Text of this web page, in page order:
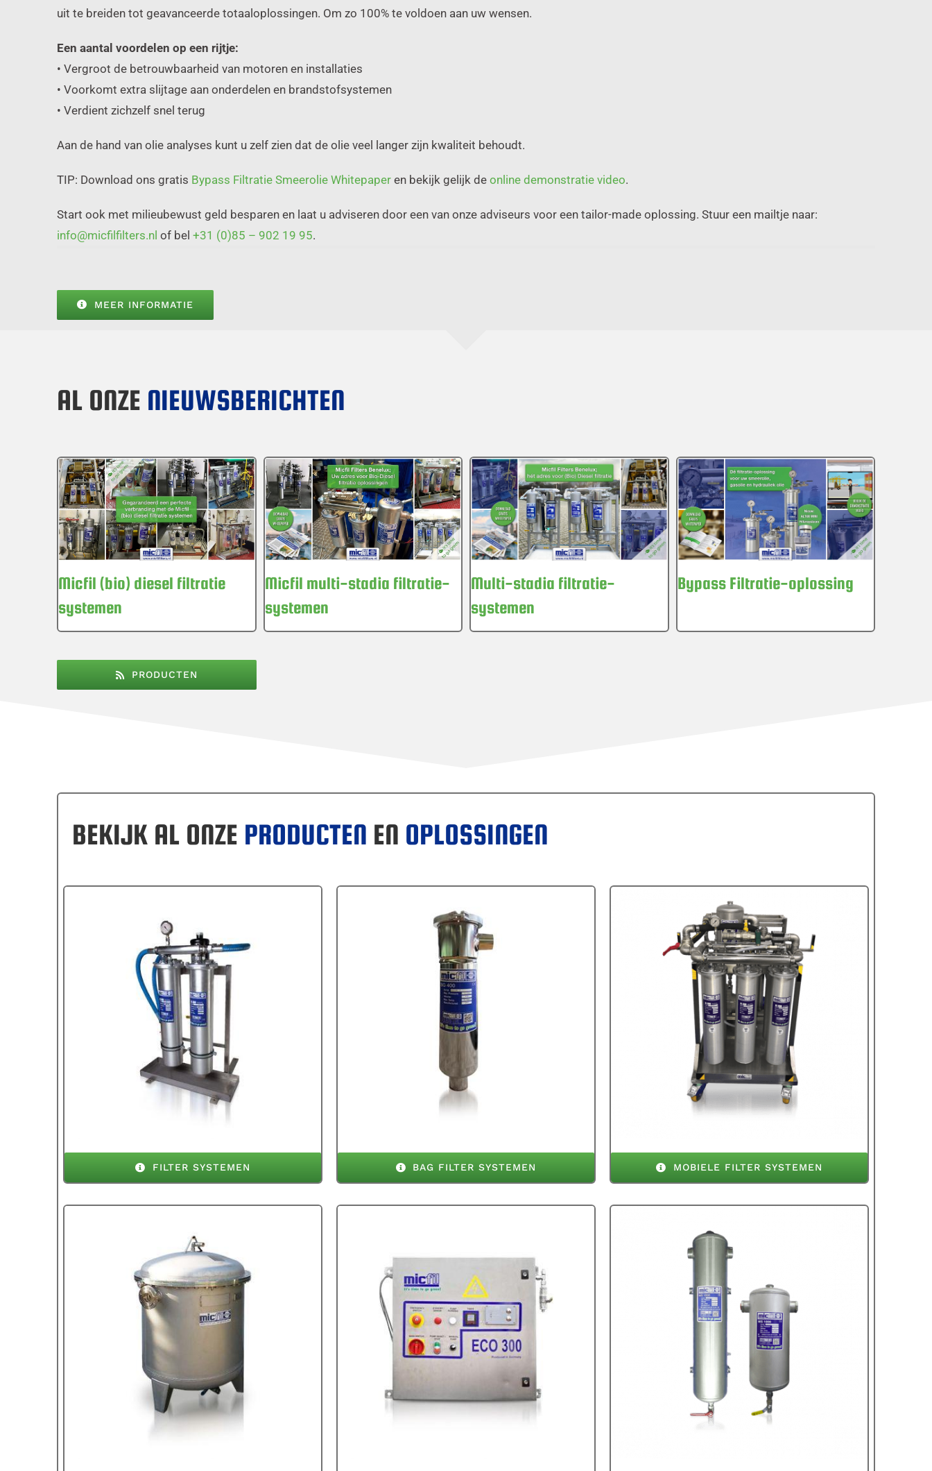
uit te breiden tot geavanceerde totaaloplossingen. Om zo 100% te voldoen aan uw wensen.
Een aantal voordelen op een rijtje:
• Vergroot de betrouwbaarheid van motoren en installaties
• Voorkomt extra slijtage aan onderdelen en brandstofsystemen
• Verdient zichzelf snel terug
Aan de hand van olie analyses kunt u zelf zien dat de olie veel langer zijn kwaliteit behoudt.
TIP: Download ons gratis Bypass Filtratie Smeerolie Whitepaper en bekijk gelijk de online demonstratie video.
Start ook met milieubewust geld besparen en laat u adviseren door een van onze adviseurs voor een tailor-made oplossing. Stuur een mailtje naar:
info@micfilfilters.nl of bel +31 (0)85 – 902 19 95.
MEER INFORMATIE
AL ONZE NIEUWSBERICHTEN
Micfil (bio) diesel filtratie
systemen
Micfil multi-stadia filtratie-
systemen
Multi-stadia filtratie-
systemen
Bypass Filtratie-oplossing
PRODUCTEN
BEKIJK AL ONZE PRODUCTEN EN OPLOSSINGEN
FILTER SYSTEMEN BAG FILTER SYSTEMEN MOBIELE FILTER SYSTEMEN